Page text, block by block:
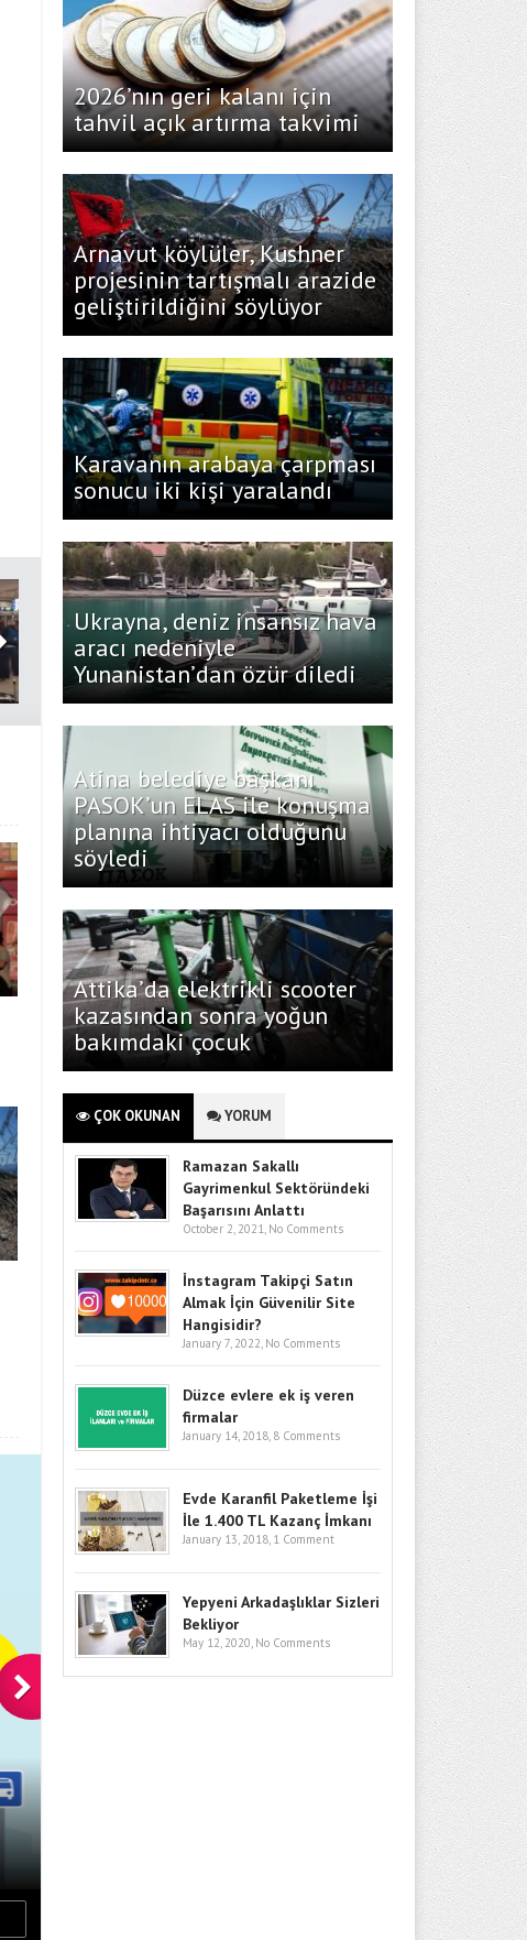
BITCOIN’DE GÖZLER KRITIK
GIRIŞLERI VE MAKRO
2026’nın geri kalanı için
tahvil açık artırma takvimi
Arnavut köylüler, Kushner
projesinin tartışmalı arazide
geliştirildiğini söylüyor
Karavanın arabaya çarpması
sonucu iki kişi yaralandı
Ukrayna, deniz insansız hava
aracı nedeniyle
Yunanistan’dan özür diledi
Atina belediye başkanı
PASOK’un ELAS ile konuşma
planına ihtiyacı olduğunu
söyledi
Attika’da elektrikli scooter
kazasından sonra yoğun
bakımdaki çocuk
ÇOK OKUNAN YORUM
Ramazan Sakallı
Gayrimenkul Sektöründeki
Başarısını Anlattı
October 2, 2021, No Comments
İnstagram Takipçi Satın
Almak İçin Güvenilir Site
Hangisidir?
January 7, 2022, No Comments
Düzce evlere ek iş veren
firmalar
January 14, 2018, 8 Comments
Evde Karanfil Paketleme İşi
İle 1.400 TL Kazanç İmkanı
January 13, 2018, 1 Comment
Yepyeni Arkadaşlıklar Sizleri
Bekliyor
May 12, 2020, No Comments